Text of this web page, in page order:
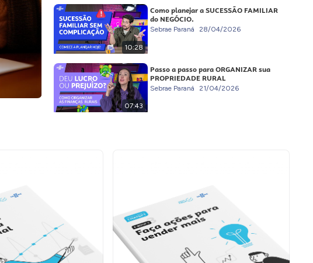
10:28
Como planejar a SUCESSÃO FAMILIAR
do NEGÓCIO.
Sebrae Paraná 28/04/2026
07:43
Passo a passo para ORGANIZAR sua
PROPRIEDADE RURAL
Sebrae Paraná 21/04/2026